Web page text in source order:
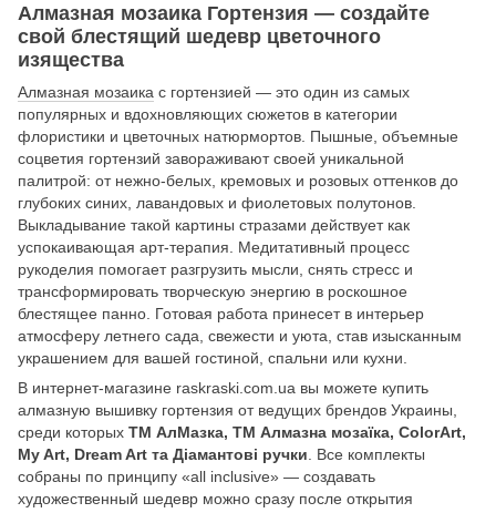
Алмазная мозаика Гортензия — создайте
свой блестящий шедевр цветочного
изящества
Алмазная мозаика с гортензией — это один из самых
популярных и вдохновляющих сюжетов в категории
флористики и цветочных натюрмортов. Пышные, объемные
соцветия гортензий завораживают своей уникальной
палитрой: от нежно-белых, кремовых и розовых оттенков до
глубоких синих, лавандовых и фиолетовых полутонов.
Выкладывание такой картины стразами действует как
успокаивающая арт-терапия. Медитативный процесс
рукоделия помогает разгрузить мысли, снять стресс и
трансформировать творческую энергию в роскошное
блестящее панно. Готовая работа принесет в интерьер
атмосферу летнего сада, свежести и уюта, став изысканным
украшением для вашей гостиной, спальни или кухни.
В интернет-магазине raskraski.com.ua вы можете купить
алмазную вышивку гортензия от ведущих брендов Украины,
среди которых ТМ АлМазка, ТМ Алмазна мозаїка, ColorArt,
My Art, Dream Art та Діамантові ручки. Все комплекты
собраны по принципу «all inclusive» — создавать
художественный шедевр можно сразу после открытия